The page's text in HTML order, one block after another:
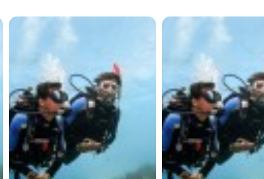
Hoteles
Carros Ayuda